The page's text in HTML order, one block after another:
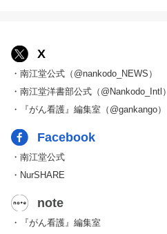
X
・南江堂公式（@nankodo_NEWS）
・南江堂洋書部公式（@Nankodo_Intl）
・『がん看護』編集室（@gankango）
Facebook
・南江堂公式
・NurSHARE
note
・『がん看護』編集室